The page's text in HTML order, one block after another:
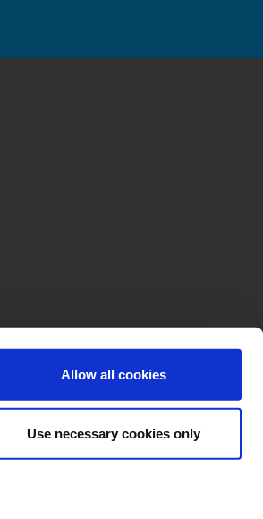
Allow all cookies
Use necessary cookies only